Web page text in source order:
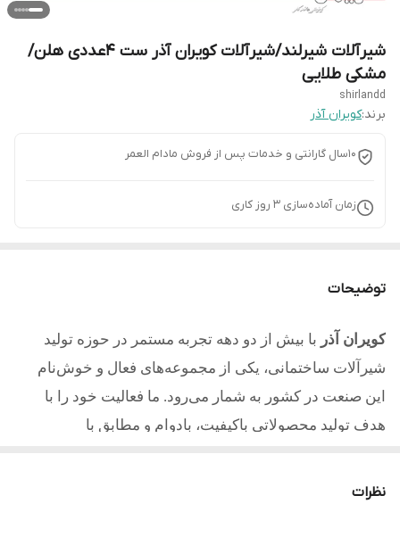
شیرآلات شیرلند/شیرآلات کویران آذر ست 4عددی هلن/
مشکی طلایی
shirlandd
برند:کویران آذر
10سال گارانتی و خدمات پس از فروش مادام العمر
زمان آماده‌سازی 3 روز کاری
توضیحات
کویران آذر با بیش از دو دهه تجربه مستمر در حوزه تولید
شیرآلات ساختمانی، یکی از مجموعه‌های فعال و خوش‌نام
این صنعت در کشور به شمار می‌رود. ما فعالیت خود را با
هدف تولید محصولاتی باکیفیت، بادوام و مطابق با
فنی و تعهد به مشتریان یکی از مطلوب ترین تولیدکنندگان در
نظرات